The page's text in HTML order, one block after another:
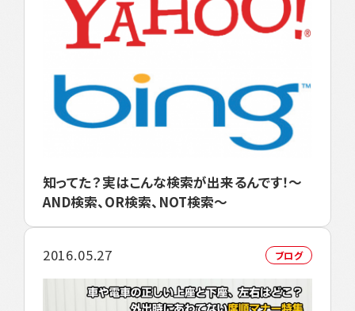
知ってた？実はこんな検索が出来るんです！～
AND検索、OR検索、NOT検索～
2016.05.27 ブログ